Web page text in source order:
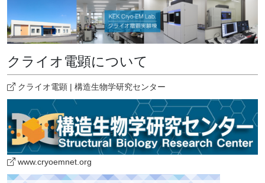
クライオ電顕について
クライオ電顕 | 構造生物学研究センター
www.cryoemnet.org